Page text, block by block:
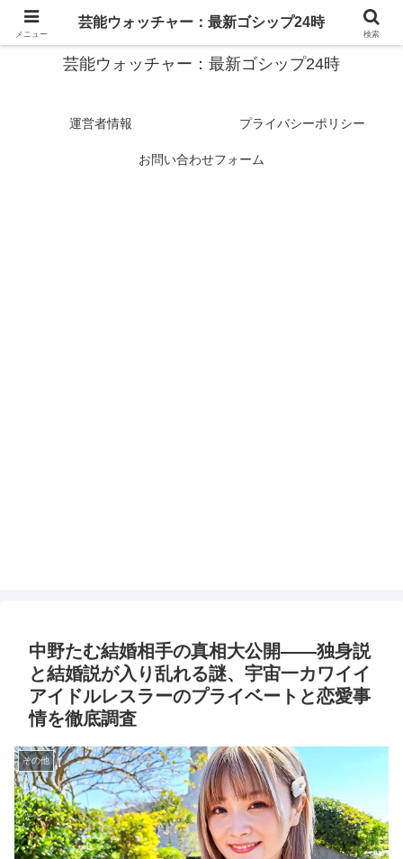
スターたちの裏側を徹底追跡！話題のゴシップがここに集結
芸能ウォッチャー：最新ゴシップ24時
運営者情報 プライバシーポリシー
お問い合わせフォーム
中野たむ結婚相手の真相大公開――独身説
と結婚説が入り乱れる謎、宇宙一カワイイ
アイドルレスラーのプライベートと恋愛事
情を徹底調査
その他
メニュー
芸能ウォッチャー：最新ゴシップ24時
検索